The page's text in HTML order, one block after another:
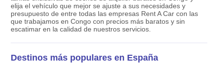
elija el vehículo que mejor se ajuste a sus necesidades y
presupuesto de entre todas las empresas Rent A Car con las
que trabajamos en Congo con precios más baratos y sin
escatimar en la calidad de nuestros servicios.
Destinos más populares en España